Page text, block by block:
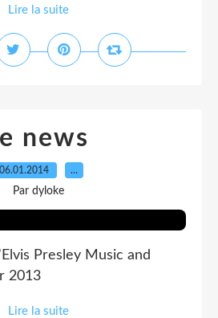
Lire la suite
news
06.01.2014 …
Par dyloke
Presley Music and
2013
Lire la suite